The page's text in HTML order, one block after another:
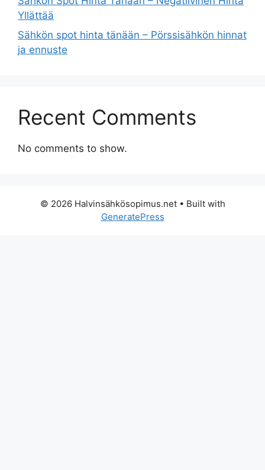
Yllättää
Sähkön spot hinta tänään – Pörssisähkön hinnat
ja ennuste
Recent Comments
No comments to show.
© 2026 Halvinsähkösopimus.net• Built with
GeneratePress